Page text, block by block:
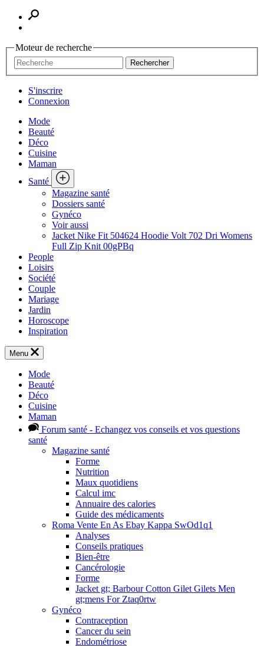
Moteur de recherche
Rechercher
S'inscrire
Connexion
Mode
Beauté
Déco
Cuisine
Maman
Santé
Magazine santé
Dossiers santé
Gynéco
Voir aussi
Jacket Nike Fit 504624 Hoodie Volt 702 Dri Womens
Full Zip Knit 00gPBq
People
Loisirs
Société
Couple
Mariage
Jardin
Horoscope
Inspiration
Menu
Mode
Beauté
Déco
Cuisine
Maman
Forum santé - Echangez vos conseils et vos questions
santé
Magazine santé
Forme
Nutrition
Maux quotidiens
Calcul imc
Annuaire des calories
Guide des médicaments
Roma Vente En As Ebay Kappa SwOd1q1
Analyses
Conseils pratiques
Bien-être
Cancérologie
Forme
Jacket gt; Barbour Cotton Gilet Gilets Men
gt;mens For Ztaq0rtw
Gynéco
Contraception
Cancer du sein
Endométriose